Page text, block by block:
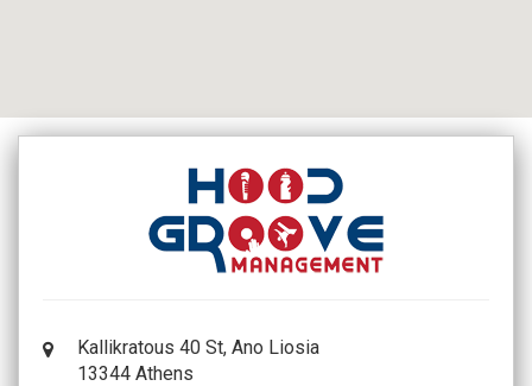
Kallikratous 40 St, Ano Liosia
13344 Athens